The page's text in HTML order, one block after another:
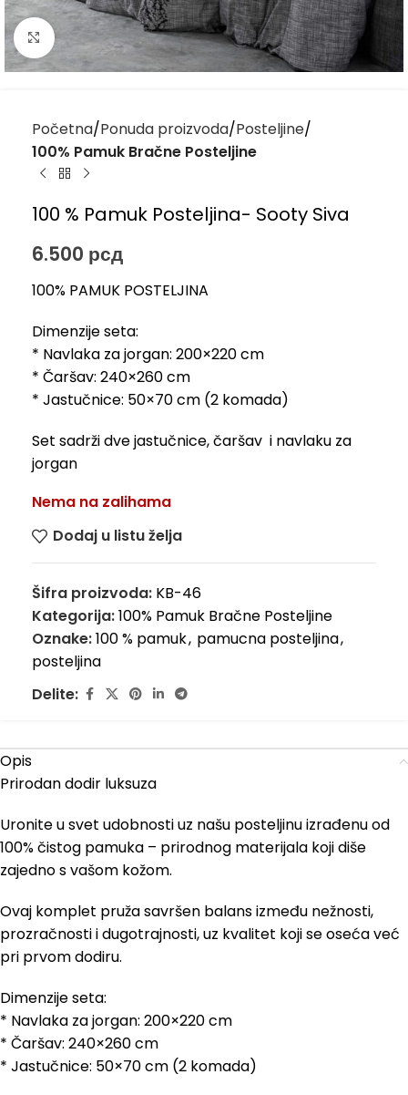
Kliknite za uvećanje
Početna Ponuda proizvoda Posteljine
100% Pamuk Bračne Posteljine
100 % Pamuk Posteljina- Sooty Siva
6.500 рсд
100% PAMUK POSTELJINA
Dimenzije seta:
* Navlaka za jorgan: 200×220 cm
* Čaršav: 240×260 cm
* Jastučnice: 50×70 cm (2 komada)
Set sadrži dve jastučnice, čaršav i navlaku za
jorgan
Nema na zalihama
Dodaj u listu želja
Šifra proizvoda: KB-46
Kategorija:100% Pamuk Bračne Posteljine
Oznake:100 % pamuk, pamucna posteljina,
posteljina
Delite:
Opis
Prirodan dodir luksuza
Uronite u svet udobnosti uz našu posteljinu izrađenu od
100% čistog pamuka – prirodnog materijala koji diše
zajedno s vašom kožom.
Ovaj komplet pruža savršen balans između nežnosti,
prozračnosti i dugotrajnosti, uz kvalitet koji se oseća već
pri prvom dodiru.
Dimenzije seta:
* Navlaka za jorgan: 200×220 cm
* Čaršav: 240×260 cm
* Jastučnice: 50×70 cm (2 komada)